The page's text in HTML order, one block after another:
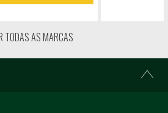
TODAS AS MARCAS